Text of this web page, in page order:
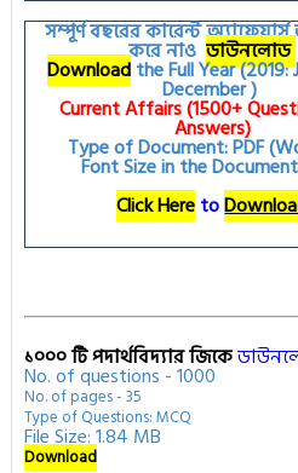
সম্পূর্ণ বছরের কারেন্ট
করে নাও ডাউনলোড
Downloadthe Full Year (2019:
December )
Current Affairs (1500+
Answers)
Type of Document: PDF
Font Size in the
Click Hereto
১০০০ টি পদার্থবিদ্যার জিকে
No. of questions - 1000
No. of pages - 35
Type of Questions: MCQ
File Size: 1.84 MB
Download